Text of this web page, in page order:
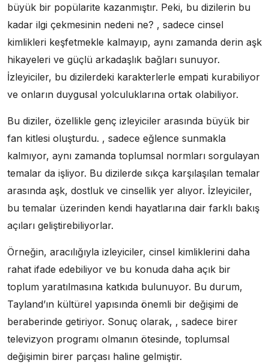
büyük bir popülarite kazanmıştır. Peki, bu dizilerin bu
kadar ilgi çekmesinin nedeni ne? , sadece cinsel
kimlikleri keşfetmekle kalmayıp, aynı zamanda derin aşk
hikayeleri ve güçlü arkadaşlık bağları sunuyor.
İzleyiciler, bu dizilerdeki karakterlerle empati kurabiliyor
ve onların duygusal yolculuklarına ortak olabiliyor.
Bu diziler, özellikle genç izleyiciler arasında büyük bir
fan kitlesi oluşturdu. , sadece eğlence sunmakla
kalmıyor, aynı zamanda toplumsal normları sorgulayan
temalar da işliyor. Bu dizilerde sıkça karşılaşılan temalar
arasında aşk, dostluk ve cinsellik yer alıyor. İzleyiciler,
bu temalar üzerinden kendi hayatlarına dair farklı bakış
açıları geliştirebiliyorlar.
Örneğin, aracılığıyla izleyiciler, cinsel kimliklerini daha
rahat ifade edebiliyor ve bu konuda daha açık bir
toplum yaratılmasına katkıda bulunuyor. Bu durum,
Tayland’ın kültürel yapısında önemli bir değişimi de
beraberinde getiriyor. Sonuç olarak, , sadece birer
televizyon programı olmanın ötesinde, toplumsal
değişimin birer parçası haline gelmiştir.